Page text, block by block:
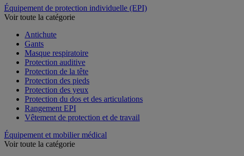
Équipement de protection individuelle (EPI)
Voir toute la catégorie
Antichute
Gants
Masque respiratoire
Protection auditive
Protection de la tête
Protection des pieds
Protection des yeux
Protection du dos et des articulations
Rangement EPI
Vêtement de protection et de travail
Équipement et mobilier médical
Voir toute la catégorie